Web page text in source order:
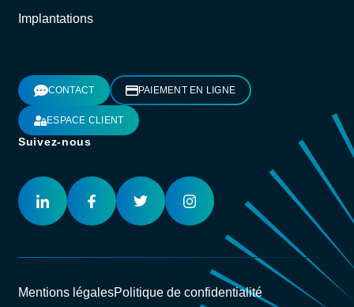
Implantations
CONTACT PAIEMENT EN LIGNE
ESPACE CLIENT
Suivez-nous
Mentions légalesPolitique de confidentialité